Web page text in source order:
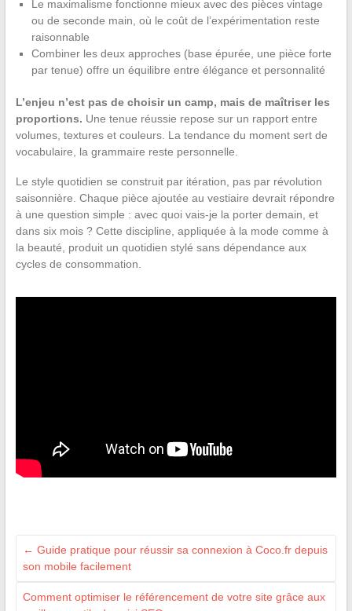
Le maximalisme fonctionne mieux avec des pièces vintage
ou de seconde main, où le coût de l’expérimentation reste
raisonnable
Combiner les deux approches (base épurée, une pièce forte
par tenue) offre un équilibre entre élégance et personnalité
L’enjeu n’est pas de choisir un camp, mais de maîtriser les
proportions. Une tenue réussie repose sur un rapport entre
volumes, textures et couleurs. La tendance du moment sert de
vocabulaire, la grammaire reste personnelle.
Le style quotidien se construit par itération, pas par révolution
saisonnière. Chaque pièce ajoutée au vestiaire devrait répondre
à une question simple : avec quoi vais-je la porter demain, et
dans six mois ? Cette discipline, appliquée à la mode comme à
la beauté, produit un quotidien stylé sans dépendance aux
cycles de consommation.
← Guide pratique pour réussir sa connexion à Coco.fr depuis
son mobile facilement
Comment optimiser le référencement de votre site grâce aux